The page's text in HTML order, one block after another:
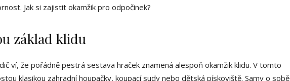
Jak si zajistit okamžik pro odpočinek?
základ klidu
ví, že pořádně pestrá sestava hraček znamená alespoň okamžik klidu. V tomto
klasikou zahradní houpačky, koupací sudy nebo dětská pískoviště. Samy o sobě